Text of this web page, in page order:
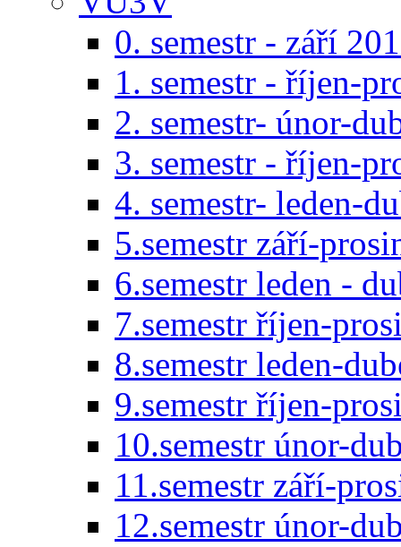
0. semestr - září
1. semestr - říjen-
2. semestr- únor-
3. semestr - říjen-
4. semestr- leden-
5.semestr září-
6.semestr leden -
7.semestr říjen-
8.semestr leden-
9.semestr říjen-
10.semestr únor-
11.semestr září-
12.semestr únor-